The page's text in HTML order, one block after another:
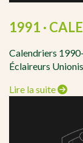
1991 ·
Calendriers
Éclaireurs
Lire la suite